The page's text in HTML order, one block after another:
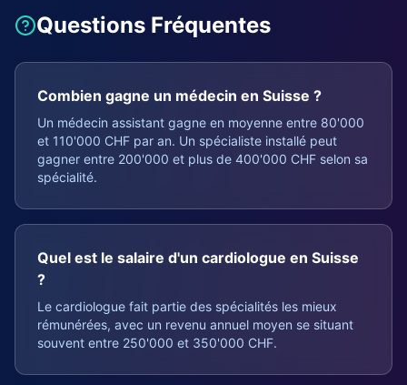
Questions Fréquentes
Combien gagne un médecin en Suisse ?
Un médecin assistant gagne en moyenne entre 80'000
et 110'000 CHF par an. Un spécialiste installé peut
gagner entre 200'000 et plus de 400'000 CHF selon sa
spécialité.
Quel est le salaire d'un cardiologue en Suisse
?
Le cardiologue fait partie des spécialités les mieux
rémunérées, avec un revenu annuel moyen se situant
souvent entre 250'000 et 350'000 CHF.